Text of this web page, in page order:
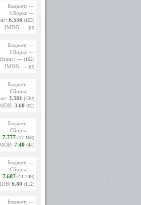
Бюджет: —
Сборы: —
6.556 (163)
IMDB: — (0)
Бюджет: —
Сборы: —
— (102)
IMDB: — (0)
Бюджет: —
Сборы: —
3.581 (720)
3.60 (62)
Бюджет: —
Сборы: —
7.777 (12 168)
7.40 (44)
Бюджет: —
Сборы: —
7.607 (11 749)
6.80 (112)
Бюджет: —